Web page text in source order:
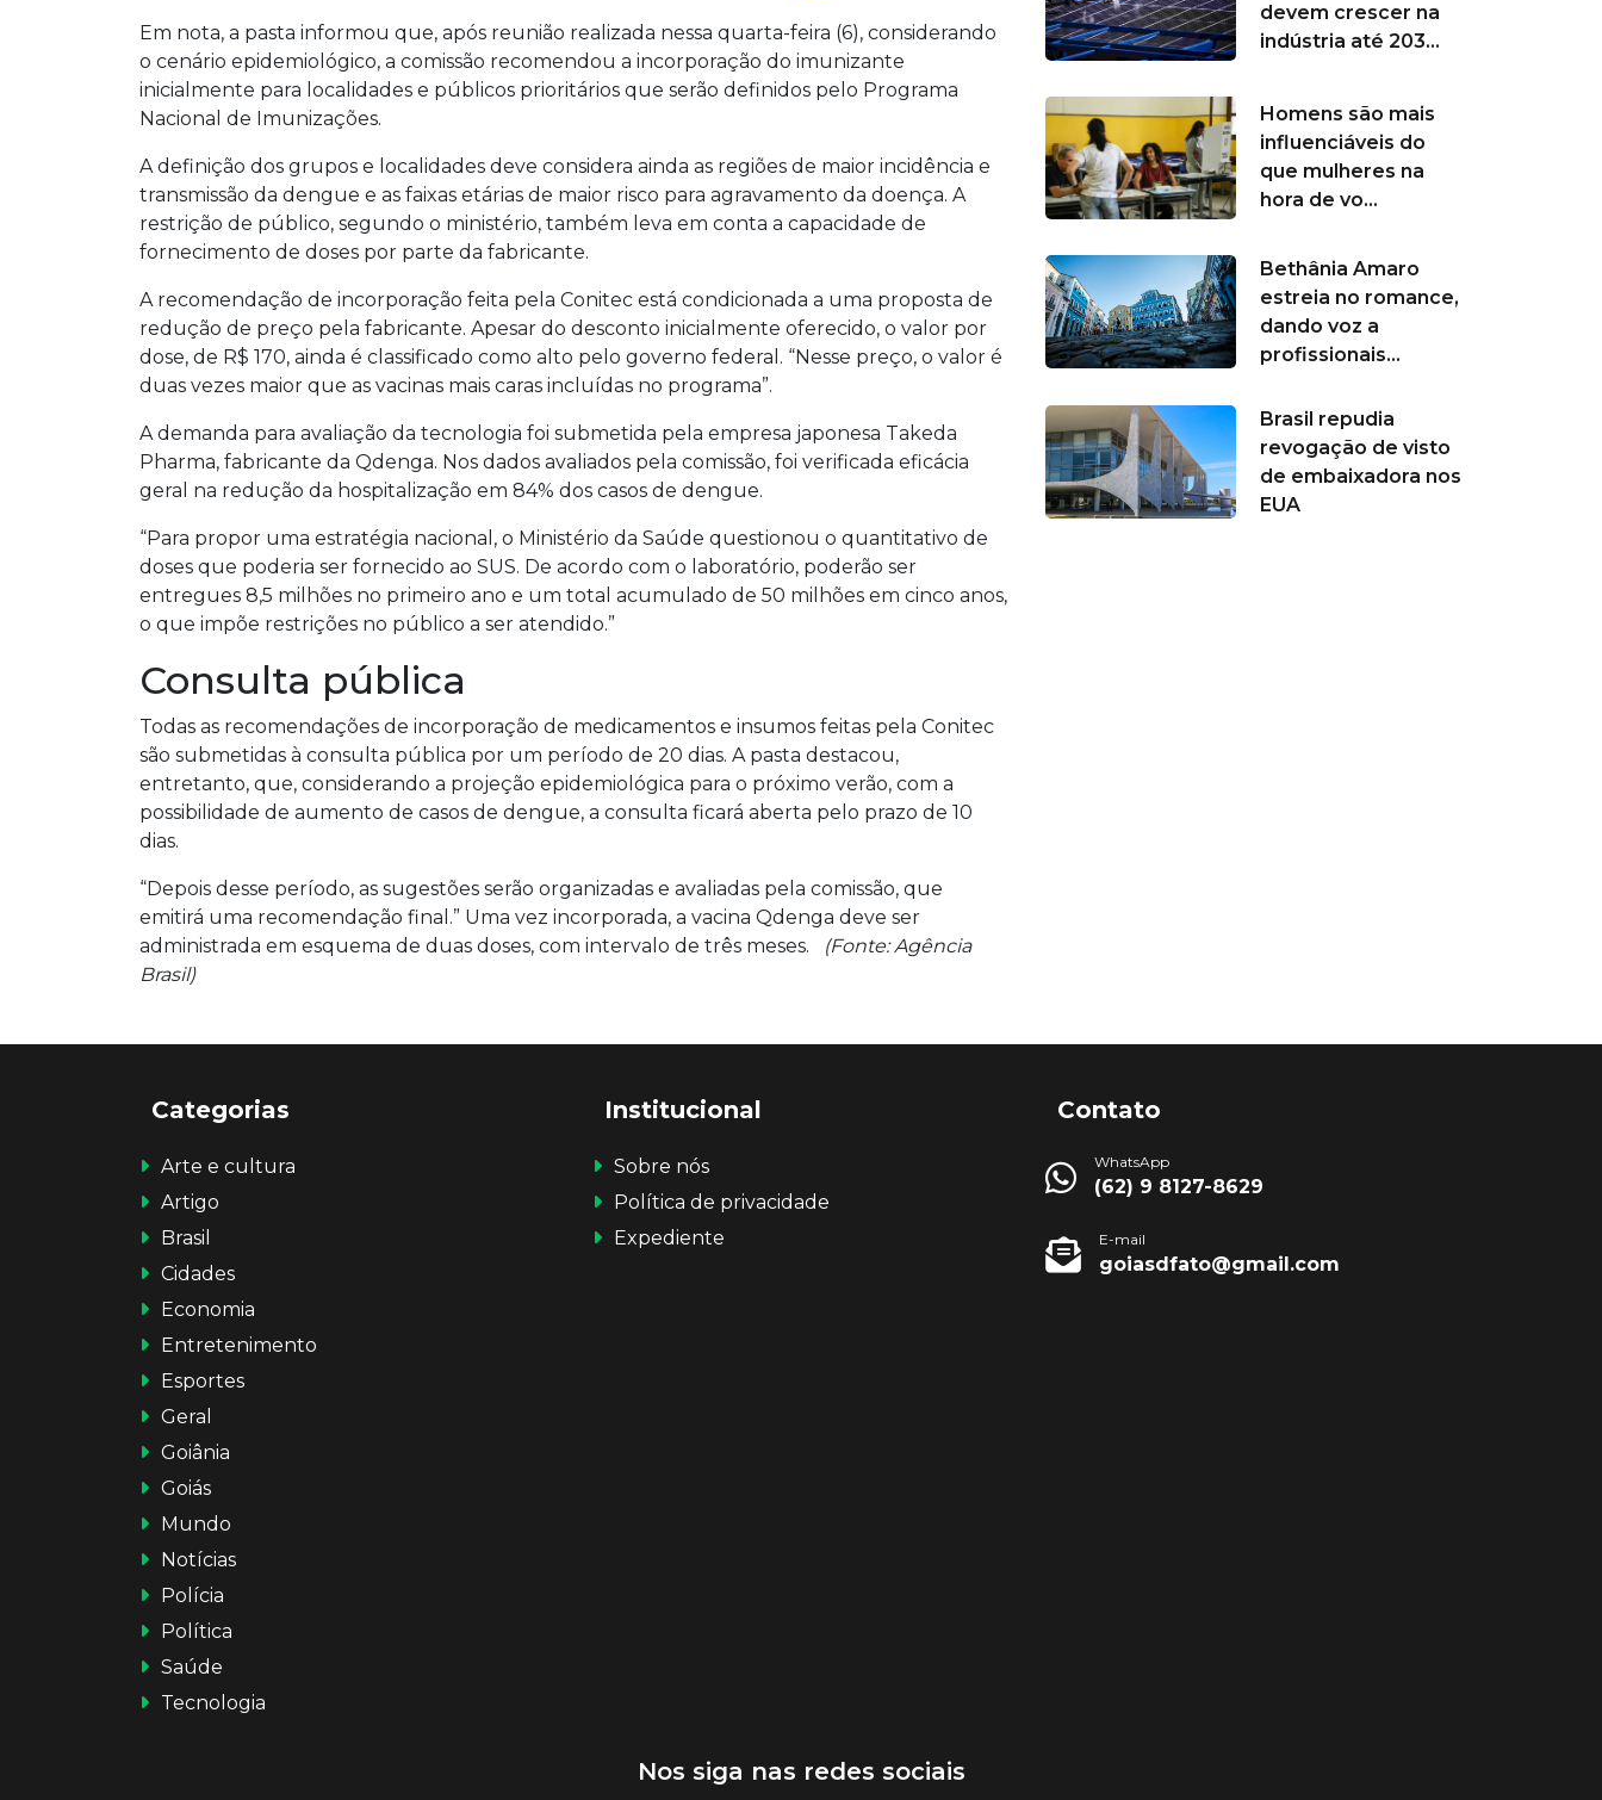
Em nota, a pasta informou que, após reunião realizada nessa quarta-feira (6), considerando
o cenário epidemiológico, a comissão recomendou a incorporação do imunizante
inicialmente para localidades e públicos prioritários que serão definidos pelo Programa
Nacional de Imunizações.
A definição dos grupos e localidades deve considera ainda as regiões de maior incidência e
transmissão da dengue e as faixas etárias de maior risco para agravamento da doença. A
restrição de público, segundo o ministério, também leva em conta a capacidade de
fornecimento de doses por parte da fabricante.
A recomendação de incorporação feita pela Conitec está condicionada a uma proposta de
redução de preço pela fabricante. Apesar do desconto inicialmente oferecido, o valor por
dose, de R$ 170, ainda é classificado como alto pelo governo federal. “Nesse preço, o valor é
duas vezes maior que as vacinas mais caras incluídas no programa”.
A demanda para avaliação da tecnologia foi submetida pela empresa japonesa Takeda
Pharma, fabricante da Qdenga. Nos dados avaliados pela comissão, foi verificada eficácia
geral na redução da hospitalização em 84% dos casos de dengue.
“Para propor uma estratégia nacional, o Ministério da Saúde questionou o quantitativo de
doses que poderia ser fornecido ao SUS. De acordo com o laboratório, poderão ser
entregues 8,5 milhões no primeiro ano e um total acumulado de 50 milhões em cinco anos,
o que impõe restrições no público a ser atendido.”
Consulta pública
Todas as recomendações de incorporação de medicamentos e insumos feitas pela Conitec
são submetidas à consulta pública por um período de 20 dias. A pasta destacou,
entretanto, que, considerando a projeção epidemiológica para o próximo verão, com a
possibilidade de aumento de casos de dengue, a consulta ficará aberta pelo prazo de 10
dias.
“Depois desse período, as sugestões serão organizadas e avaliadas pela comissão, que
emitirá uma recomendação final.” Uma vez incorporada, a vacina Qdenga deve ser
administrada em esquema de duas doses, com intervalo de três meses.
(Fonte: Agência
Brasil)
devem crescer na
indústria até 203...
Homens são mais
influenciáveis do
que mulheres na
hora de vo...
Bethânia Amaro
estreia no romance,
dando voz a
profissionais...
Brasil repudia
revogação de visto
de embaixadora nos
EUA
Categorias
Arte e cultura
Artigo
Brasil
Cidades
Economia
Entretenimento
Esportes
Geral
Goiânia
Goiás
Mundo
Notícias
Polícia
Política
Saúde
Tecnologia
Institucional
Sobre nós
Política de privacidade
Expediente
Contato
WhatsApp
(62) 9 8127-8629
E-mail
goiasdfato@gmail.com
Nos siga nas redes sociais